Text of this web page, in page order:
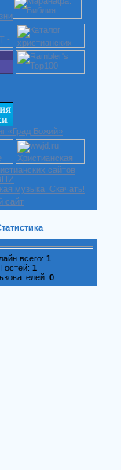
сайт
всего: 1
Гостей: 1
0